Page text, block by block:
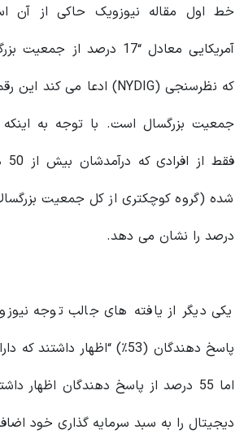
آمریکایی معادل “17 درصد
شده (گروه کوچکتری از کل جمعیت
درصد را نشان می دهد.
یکی دیگر از یافته های جالب توجه
پاسخ دهندگان (53٪) “اظهار
اما 55 درصد از پاسخ دهندگان اظهار
دیجیتال را به سبد سرمایه گذاری خود